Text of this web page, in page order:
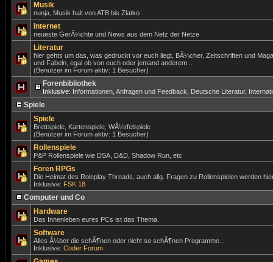
Musik
nunja, Musik halt von ATB bis Zlatko
Internet
neueste GerÃ¼chte und News aus dem Netz der Netze
Literatur
hier gehts um das, was gedruckt vor euch liegt, BÃ¼cher, Zeitschriften und
und Fabeln, egal ob von euch oder jemand anderem...
(Benutzer im Forum aktiv: 1 Besucher)
Forenbibliothek
Inklusive: Informationen, Anfragen und Feedback Deutsche Literatur,
Spiele
Spiele
Brettspiele, Kartenspiele, WÃ¼rfelspiele
(Benutzer im Forum aktiv: 1 Besucher)
Rollenspiele
P&P Rollenspiele wie DSA, D&D, Shadow Run, etc
Foren RPGs
Die Heimat des Roleplay Threads, auch allg. Fragen zu Rollenspielen werden
Inklusive: FSK 18
Computer und Co
Hardware
Das Innenleben eures PCs ist das Thema.
Software
Alles Ã¼ber die schÃ¶nen oder nicht so schÃ¶nen Programme...
Inklusive: Coder Forum